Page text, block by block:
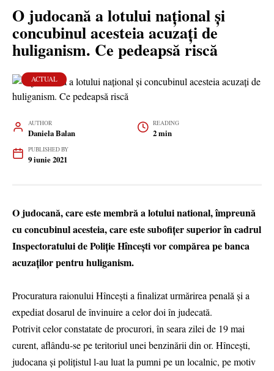
O judocană a lotului național și
concubinul acesteia acuzați de
huliganism. Ce pedeapsă riscă
ACTUAL
AUTHOR
Daniela Balan
READING
2 min
PUBLISHED BY
9 iunie 2021
O judocană, care este membră a lotului national, împreună
cu concubinul acesteia, care este subofițer superior în cadrul
Inspectoratului de Poliție Hîncești vor compărea pe banca
acuzaților pentru huliganism.
Procuratura raionului Hîncești a finalizat urmărirea penală și a
expediat dosarul de învinuire a celor doi în judecată.
Potrivit celor constatate de procurori, în seara zilei de 19 mai
curent, aflându-se pe teritoriul unei benzinării din or. Hîncești,
judocana și polițistul l-au luat la pumni pe un localnic, pe motiv